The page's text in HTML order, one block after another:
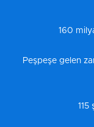
160
Peşpeşe gelen
115